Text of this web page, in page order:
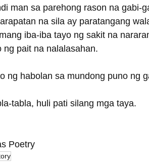
man sa parehong rason na gabi-
na sila ay paratangang
iba-iba tayo ng sakit na
ng pait na nalalasahan.
ng habolan sa mundong puno ng
tabla, huli pati silang mga taya.
Poetry